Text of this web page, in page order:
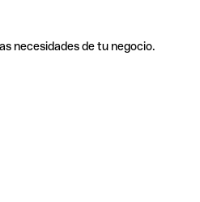
necesidades de tu negocio.